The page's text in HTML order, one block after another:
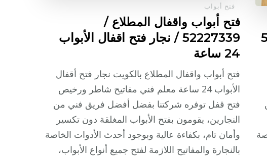
فتح أبواب
فتح أبواب واقفال المطلاع /
52227339 / نجار فتح اقفال الأبواب
24 ساعة
فتح أبواب واقفال المطلاع بالكويت نجار فتح أقفال
الأبواب 24 ساعة معلم فني مفاتيح شاطر ورخيص
فتح قفل توفره شركتنا بفضل أفضل فريق فني من
النجارين، يقومون بفتح الأبواب المغلقة دون تكسير
وأمان تام، بكفاءة عالية وبوجود أحدث الأدوات الخاصة
بالنجارة والمفاتيح اللازمة لفتح جميع أنواع الأبواب،